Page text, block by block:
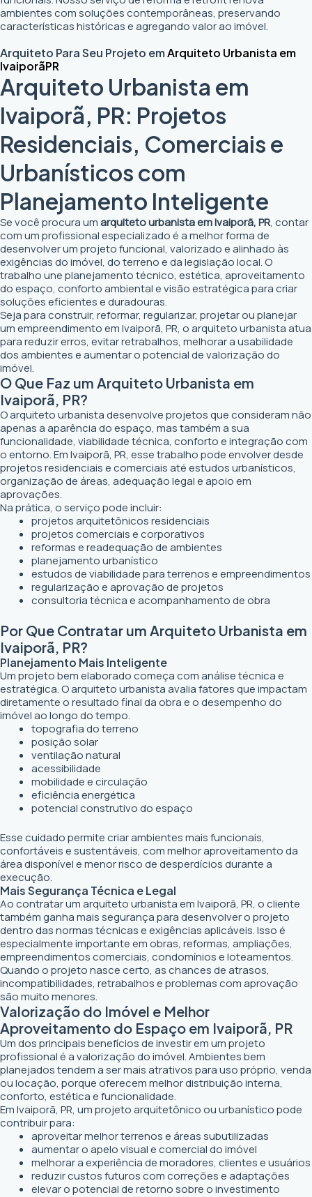
ambientes com soluções contemporâneas, preservando
características históricas e agregando valor ao imóvel.
Arquiteto Para Seu Projeto emArquiteto Urbanista em
IvaiporãPR
Arquiteto Urbanista em
Ivaiporã, PR: Projetos
Residenciais, Comerciais e
Urbanísticos com
Planejamento Inteligente
Se você procura umarquiteto urbanista em Ivaiporã, PR, contar
com um profissional especializado é a melhor forma de
desenvolver um projeto funcional, valorizado e alinhado às
exigências do imóvel, do terreno e da legislação local. O
trabalho une planejamento técnico, estética, aproveitamento
do espaço, conforto ambiental e visão estratégica para criar
soluções eficientes e duradouras.
Seja para construir, reformar, regularizar, projetar ou planejar
um empreendimento em Ivaiporã, PR, o arquiteto urbanista atua
para reduzir erros, evitar retrabalhos, melhorar a usabilidade
dos ambientes e aumentar o potencial de valorização do
imóvel.
O Que Faz um Arquiteto Urbanista em
Ivaiporã, PR?
O arquiteto urbanista desenvolve projetos que consideram não
apenas a aparência do espaço, mas também a sua
funcionalidade, viabilidade técnica, conforto e integração com
o entorno. Em Ivaiporã, PR, esse trabalho pode envolver desde
projetos residenciais e comerciais até estudos urbanísticos,
organização de áreas, adequação legal e apoio em
aprovações.
Na prática, o serviço pode incluir:
projetos arquitetônicos residenciais
projetos comerciais e corporativos
reformas e readequação de ambientes
planejamento urbanístico
estudos de viabilidade para terrenos e empreendimentos
regularização e aprovação de projetos
consultoria técnica e acompanhamento de obra
Por Que Contratar um Arquiteto Urbanista em
Ivaiporã, PR?
Planejamento Mais Inteligente
Um projeto bem elaborado começa com análise técnica e
estratégica. O arquiteto urbanista avalia fatores que impactam
diretamente o resultado final da obra e o desempenho do
imóvel ao longo do tempo.
topografia do terreno
posição solar
ventilação natural
acessibilidade
mobilidade e circulação
eficiência energética
potencial construtivo do espaço
Esse cuidado permite criar ambientes mais funcionais,
confortáveis e sustentáveis, com melhor aproveitamento da
área disponível e menor risco de desperdícios durante a
execução.
Mais Segurança Técnica e Legal
Ao contratar um arquiteto urbanista em Ivaiporã, PR, o cliente
também ganha mais segurança para desenvolver o projeto
dentro das normas técnicas e exigências aplicáveis. Isso é
especialmente importante em obras, reformas, ampliações,
empreendimentos comerciais, condomínios e loteamentos.
Quando o projeto nasce certo, as chances de atrasos,
incompatibilidades, retrabalhos e problemas com aprovação
são muito menores.
Valorização do Imóvel e Melhor
Aproveitamento do Espaço em Ivaiporã, PR
Um dos principais benefícios de investir em um projeto
profissional é a valorização do imóvel. Ambientes bem
planejados tendem a ser mais atrativos para uso próprio, venda
ou locação, porque oferecem melhor distribuição interna,
conforto, estética e funcionalidade.
Em Ivaiporã, PR, um projeto arquitetônico ou urbanístico pode
contribuir para:
aproveitar melhor terrenos e áreas subutilizadas
aumentar o apelo visual e comercial do imóvel
melhorar a experiência de moradores, clientes e usuários
reduzir custos futuros com correções e adaptações
elevar o potencial de retorno sobre o investimento